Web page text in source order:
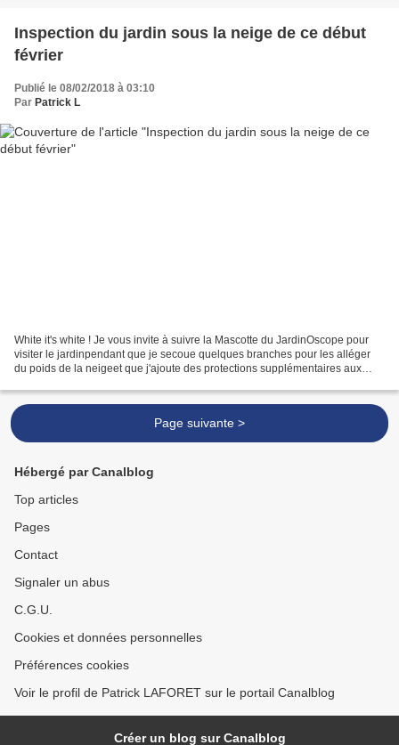
Inspection du jardin sous la neige de ce début
février
Publié le 08/02/2018 à 03:10
Par Patrick L
White it's white ! Je vous invite à suivre la Mascotte du JardinOscope pour
visiter le jardinpendant que je secoue quelques branches pour les alléger
du poids de la neigeet que j'ajoute des protections supplémentaires aux
Page suivante >
Hébergé par Canalblog
Top articles
Pages
Contact
Signaler un abus
C.G.U.
Cookies et données personnelles
Préférences cookies
Voir le profil de Patrick LAFORET sur le portail Canalblog
Créer un blog sur Canalblog